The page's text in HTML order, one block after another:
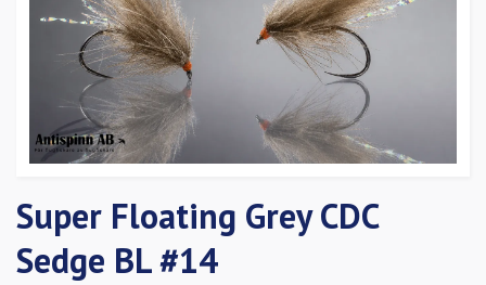
Super Floating Grey CDC
Sedge BL #14